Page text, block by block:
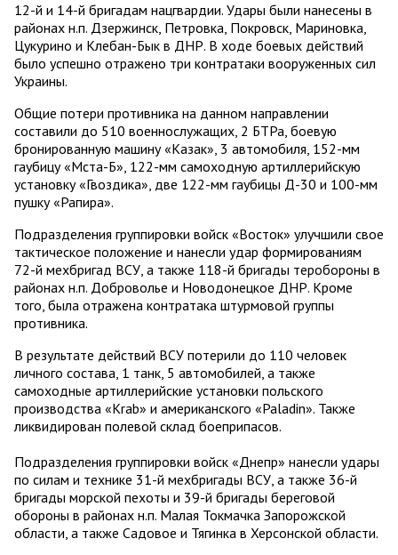
12-й и 14-й бригадам нацгвардии. Удары были нанесены в
районах н.п. Дзержинск, Петровка, Покровск, Мариновка,
Цукурино и Клебан-Бык в ДНР. В ходе боевых действий
было успешно отражено три контратаки вооруженных сил
Украины.
Общие потери противника на данном направлении
составили до 510 военнослужащих, 2 БТРа, боевую
бронированную машину «Казак», 3 автомобиля, 152-мм
гаубицу «Мста-Б», 122-мм самоходную артиллерийскую
установку «Гвоздика», две 122-мм гаубицы Д-30 и 100-мм
пушку «Рапира».
Подразделения группировки войск «Восток» улучшили свое
тактическое положение и нанесли удар формированиям
72-й мехбригад ВСУ, а также 118-й бригады теробороны в
районах н.п. Доброволье и Новодонецкое ДНР. Кроме
того, была отражена контратака штурмовой группы
противника.
В результате действий ВСУ потерили до 110 человек
личного состава, 1 танк, 5 автомобилей, а также
самоходные артиллерийские установки польского
производства «Krab» и американского «Paladin». Также
ликвидирован полевой склад боеприпасов.
Подразделения группировки войск «Днепр» нанесли удары
по силам и технике 31-й мехбригады ВСУ, а также 36-й
бригады морской пехоты и 39-й бригады береговой
обороны в районах н.п. Малая Токмачка Запорожской
области, а также Садовое и Тягинка в Херсонской области.